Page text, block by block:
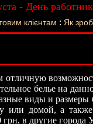
- День
подарок -
клієнтам : Як
белье на
виды и размеры
или домой, а
грн, в другие